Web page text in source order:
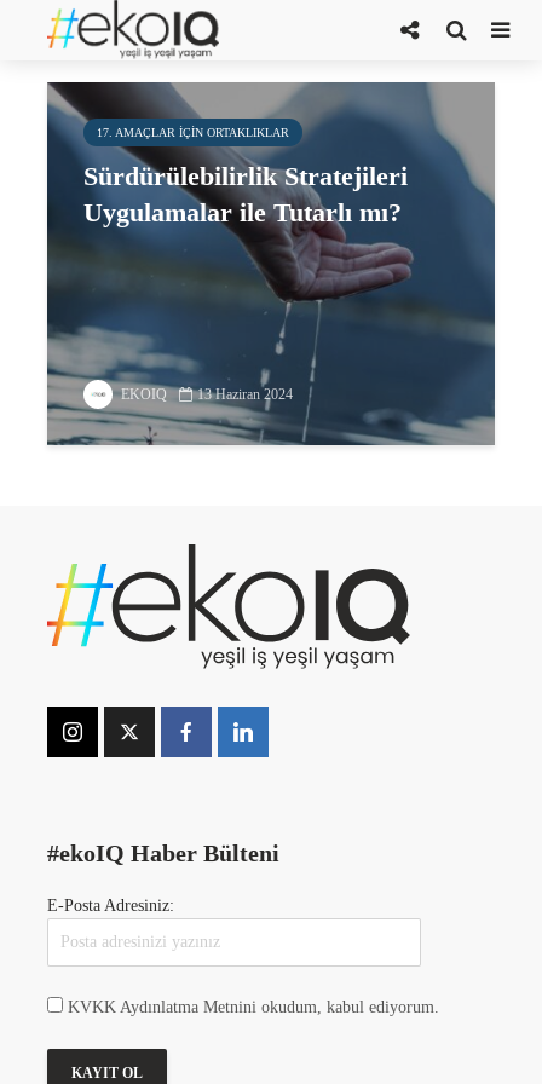
Toplantı Raporu
17. AMAÇLAR IÇIN ORTAKLIKLAR
Sürdürülebilirlik Stratejileri
Uygulamalar ile Tutarlı mı?
EKOIQ 13 Haziran 2024
#ekoIQ Haber Bülteni
E-Posta Adresiniz:
KVKK Aydınlatma Metnini okudum, kabul ediyorum.